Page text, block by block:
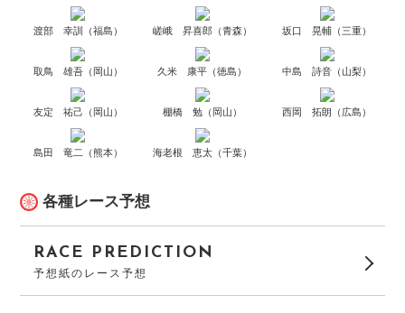
渡部 幸訓（福島） 嵯峨 昇喜郎（青森） 坂口 晃輔（三重）
取鳥 雄吾（岡山） 久米 康平（徳島） 中島 詩音（山梨）
友定 祐己（岡山） 棚橋 勉（岡山） 西岡 拓朗（広島）
島田 竜二（熊本） 海老根 恵太（千葉）
各種レース予想
RACE PREDICTION
予想紙のレース予想